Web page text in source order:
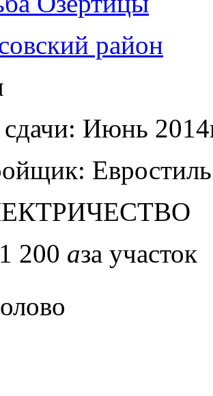
район
Июнь
Евростиль
200 aза участок